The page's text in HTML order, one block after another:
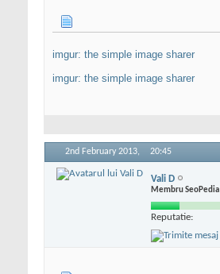
imgur: the simple image sharer
imgur: the simple image sharer
2nd February 2013, 20:45
Vali D
Membru SeoPedia
Reputatie: